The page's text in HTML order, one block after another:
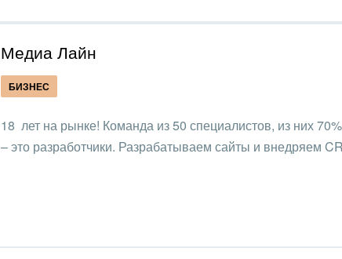
Продвижению и поддержке
Медиа Лайн
БИЗНЕС
18 лет на рынке! Команда из 50 специалистов, из них
– это разработчики. Разрабатываем сайты и внедряем